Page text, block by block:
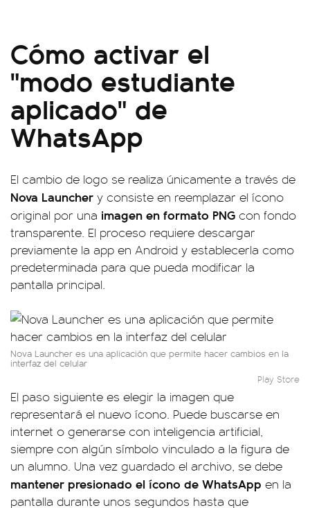
Cómo activar el
"modo estudiante
aplicado" de
WhatsApp
El cambio de logo se realiza únicamente a través de
Nova Launcher y consiste en reemplazar el ícono
original por una imagen en formato PNG con fondo
transparente. El proceso requiere descargar
previamente la app en Android y establecerla como
predeterminada para que pueda modificar la
pantalla principal.
Nova Launcher es una aplicación que permite hacer cambios en la
interfaz del celular
Play Store
El paso siguiente es elegir la imagen que
representará el nuevo ícono. Puede buscarse en
internet o generarse con inteligencia artificial,
siempre con algún símbolo vinculado a la figura de
un alumno. Una vez guardado el archivo, se debe
mantener presionado el ícono de WhatsApp en la
pantalla durante unos segundos hasta que